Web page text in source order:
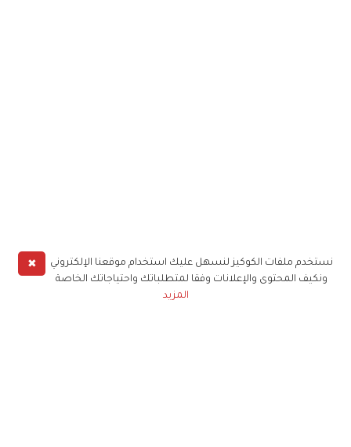
✖
نستخدم ملفات الكوكيز لنسهل عليك استخدام موقعنا الإلكتروني
ونكيف المحتوى والإعلانات وفقا لمتطلباتك واحتياجاتك الخاصة
المزيد